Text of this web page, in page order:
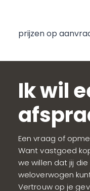
prijzen op
Ik wil
Een vraag of
Want vastgoed
we willen dat jij
weloverwogen
Vertrouw op je